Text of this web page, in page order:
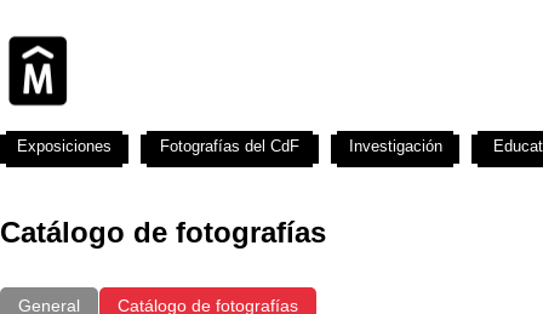
Catálogo de fotografías
General Catálogo de fotografías
Exposiciones Fotografías del CdF Investigación